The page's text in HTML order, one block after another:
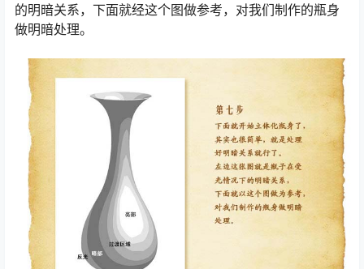
的明暗关系，下面就经这个图做参考，对我们制作的瓶身
做明暗处理。